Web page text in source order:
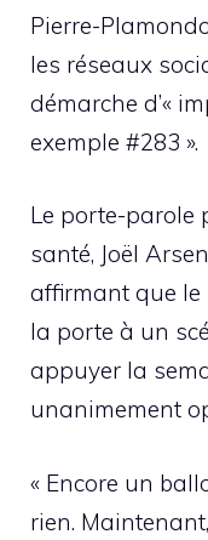
Pierre-
les réseaux
démarche d’«
exemple #283 ».
Le porte-parole
santé, Joël
affirmant que le
la porte à un
appuyer la
unanimement
« Encore un
rien.